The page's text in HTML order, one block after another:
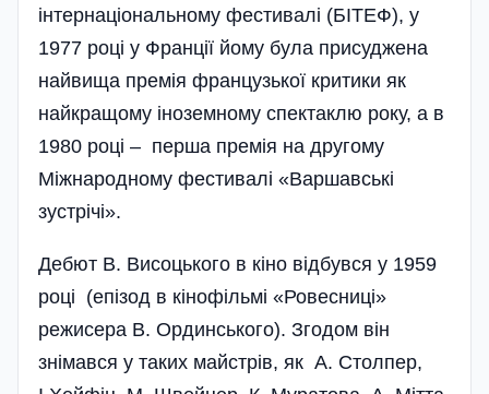
інтернаціональному фестивалі (БІТЕФ), у
1977 році у Франції йому була присуджена
найвища премія французької критики як
найкращому іноземному спектаклю року, а в
1980 році – перша премія на другому
Міжнародному фестивалі «Варшавські
зустрічі».
Дебют В. Висоцького в кіно відбувся у 1959
році (епізод в кінофільмі «Ровесниці»
режисера В. Ординського). Згодом він
знімався у таких майстрів, як А. Столпер,